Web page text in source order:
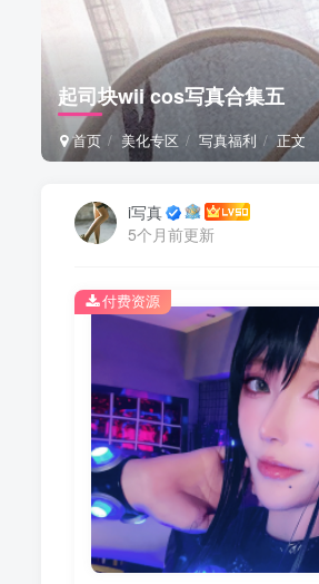
起司块wii cos写真合集五
首页 美化专区 写真福利 正文
i写真
5个月前更新
付费资源